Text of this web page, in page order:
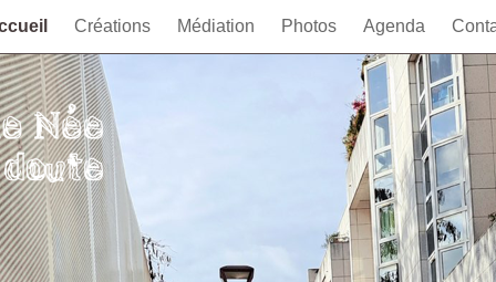
Créations Médiation Photos Agenda